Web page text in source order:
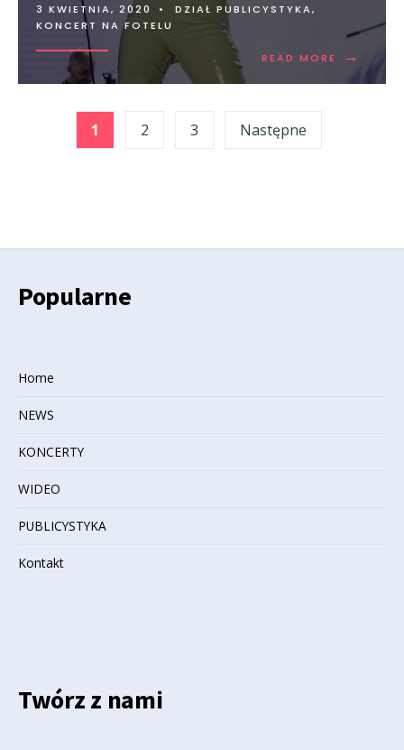
3 KWIETNIA, 2020 • DZIAŁ PUBLICYSTYKA,
KONCERT NA FOTELU
READ MORE →
Stronicowanie
wpisów
1 2 3 Następne
Popularne
Home
NEWS
KONCERTY
WIDEO
PUBLICYSTYKA
Kontakt
Twórz z nami